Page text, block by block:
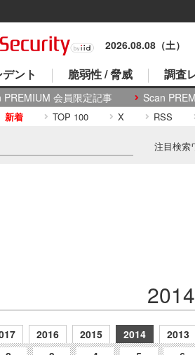
2026.08.08（土）
PREMIUM 会員限定記事 Scan
ント 脆弱性 / 脅威 調査
新着 TOP 100 X RSS
注目検索
2016 2015 2014
2013